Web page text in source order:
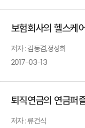
보험회사의 헬스케
저자 : 김동겸,정성희
2017-03-13
퇴직연금의 연금퍼
저자 : 류건식